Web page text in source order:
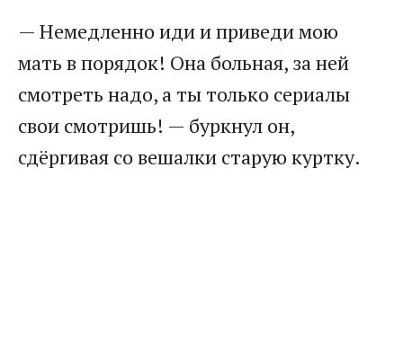
— Немедленно иди и приведи мою
мать в порядок! Она больная, за ней
смотреть надо, а ты только сериалы
свои смотришь! — буркнул он,
сдёргивая со вешалки старую куртку.